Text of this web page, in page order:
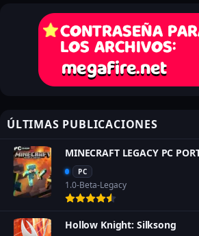
ÚLTIMAS PUBLICACIONES
MINECRAFT LEGACY PC
PC
1.0-Beta-Legacy
Hollow Knight: Silksong